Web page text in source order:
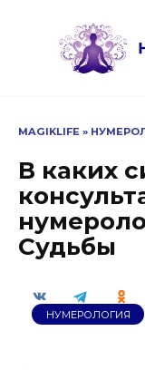
содержанию
MAGIKLIFE »
В каких
Судьбы
НУМЕРОЛОГИЯ